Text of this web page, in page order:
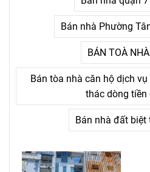
Bán nhà Phường
BÁN TOÀ
Bán tòa nhà căn hộ dịch
thác dòng tiền
Bán nhà đất biệt